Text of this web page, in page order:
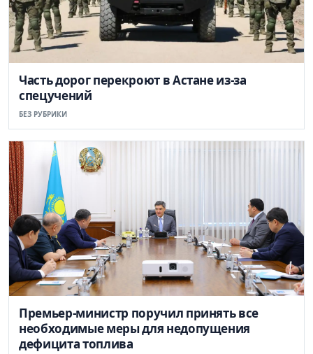
Часть дорог перекроют в Астане из-за
спецучений
БЕЗ РУБРИКИ
Премьер-министр поручил принять все
необходимые меры для недопущения
дефицита топлива